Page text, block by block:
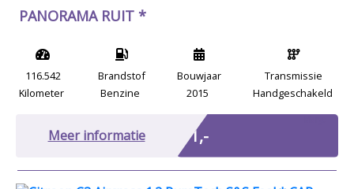
PANORAMA RUIT *
116.542
Kilometer
Brandstof
Benzine
Bouwjaar
2015
Transmissie
Handgeschakeld
Meer informatie € 1,-